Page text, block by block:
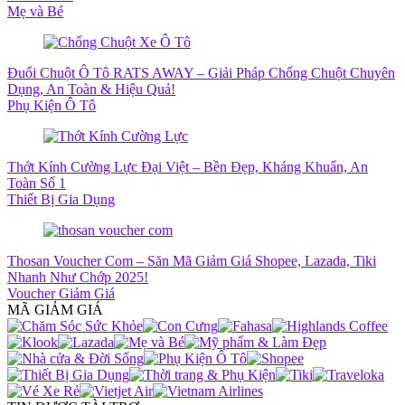
Mẹ và Bé
Đuổi Chuột Ô Tô RATS AWAY – Giải Pháp Chống Chuột Chuyên
Dụng, An Toàn & Hiệu Quả!
Phụ Kiện Ô Tô
Thớt Kính Cường Lực Đại Việt – Bền Đẹp, Kháng Khuẩn, An
Toàn Số 1
Thiết Bị Gia Dụng
Thosan Voucher Com – Săn Mã Giảm Giá Shopee, Lazada, Tiki
Nhanh Như Chớp 2025!
Voucher Giảm Giá
MÃ GIẢM GIÁ